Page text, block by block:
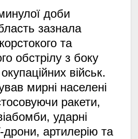
доби
зазнала
та
обстрілу з боку
військ.
мирні населені
ракети,
ударні
дрони, артилерію та